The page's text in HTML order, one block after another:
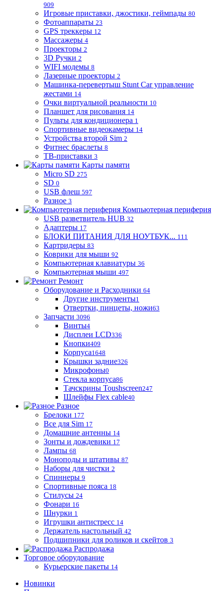
909
Игровые приставки, джостики, геймпады 80
Фотоаппараты 23
GPS треккеры 12
Массажеры 4
Проекторы 2
3D Ручки 2
WIFI модемы 8
Лазерные проекторы 2
Машинка-перевертыш Stunt Car управление
жестами 14
Очки виртуальной реальности 10
Планшет для рисования 14
Пульты для кондиционера 1
Спортивные видеокамеры 14
Устройства второй Sim 2
Фитнес браслеты 8
ТВ-приставки 3
Карты памяти
Micro SD 275
SD 0
USB флеш 597
Разное 3
Компьютерная периферия
USB разветвитель HUB 32
Адаптеры 17
БЛОКИ ПИТАНИЯ ДЛЯ НОУТБУК... 111
Картридеры 83
Коврики для мыши 92
Компьютерная клавиатуры 36
Компьютерная мыши 497
Ремонт
Оборудование и Расходники 64
Другие инструменты1
Отвертки, пинцеты, ножи63
Запчасти 3096
Винты4
Дисплеи LCD336
Кнопки409
Корпуса1648
Крышки задние326
Микрофоны0
Стекла корпуса86
Тачскрины Toushscreen247
Шлейфы Flex cable40
Разное
Брелоки 177
Все для Sim 17
Домашние антенны 14
Зонты и дождевики 17
Лампы 68
Моноподы и штативы 87
Наборы для чистки 2
Спиннеры 9
Спортивные пояса 18
Стилусы 24
Фонари 16
Шнурки 1
Игрушки антистресс 14
Держатель настольный 42
Подшипники для роликов и скейтов 3
Распродажа
Торговое оборудование
Курьерские пакеты 14
Новинки